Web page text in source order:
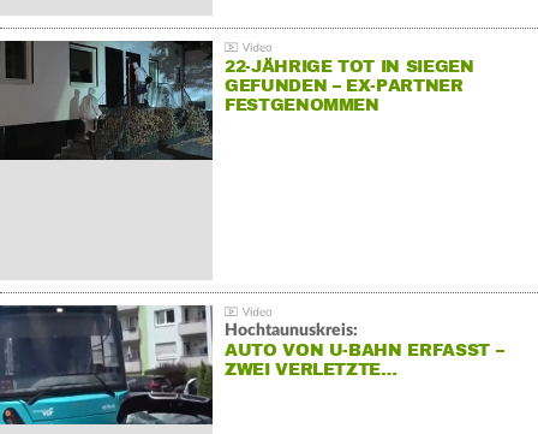
22-JÄHRIGE TOT IN SIEGEN
GEFUNDEN – EX-PARTNER
FESTGENOMMEN
Hochtaunuskreis:
AUTO VON U-BAHN ERFASST –
ZWEI VERLETZTE…